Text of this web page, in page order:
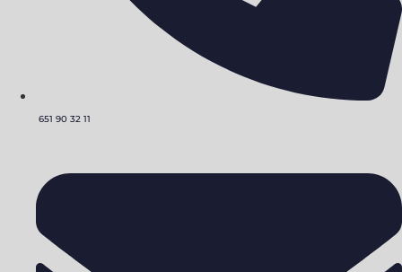
651 90 32 11